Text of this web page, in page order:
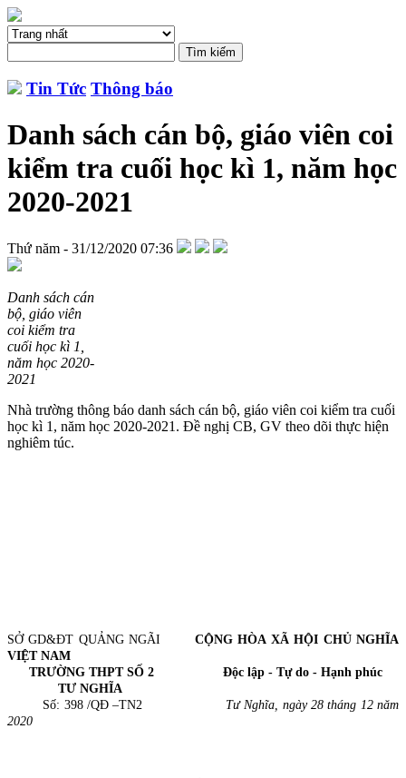
Tin Tức Thông báo
Danh sách cán bộ, giáo viên coi
kiểm tra cuối học kì 1, năm học
2020-2021
Thứ năm - 31/12/2020 07:36
Danh sách cán
bộ, giáo viên
coi kiểm tra
cuối học kì 1,
năm học 2020-
2021
Nhà trường thông báo danh sách cán bộ, giáo viên coi kiểm tra cuối
học kì 1, năm học 2020-2021. Đề nghị CB, GV theo dõi thực hiện
nghiêm túc.
SỞ GD&ĐT QUẢNG NGÃI CỘNG HÒA XÃ HỘI CHỦ NGHĨA
VIỆT NAM
TRƯỜNG THPT SỐ 2 Độc lập - Tự do - Hạnh phúc
TƯ NGHĨA
Số: 398 /QĐ –TN2 Tư Nghĩa, ngày 28 tháng 12 năm
2020